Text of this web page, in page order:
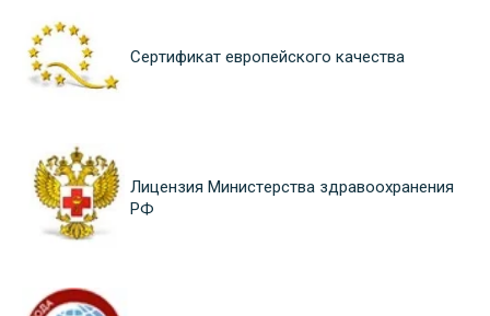
Сертификат европейского качества
Лицензия Министерства здравоохранения
РФ